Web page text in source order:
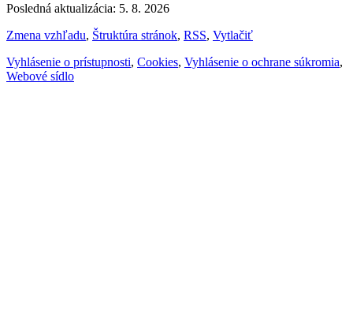
Posledná aktualizácia: 5. 8. 2026
Zmena vzhľadu, Štruktúra stránok, RSS, Vytlačiť
Vyhlásenie o prístupnosti, Cookies, Vyhlásenie o ochrane súkromia,
Webové sídlo